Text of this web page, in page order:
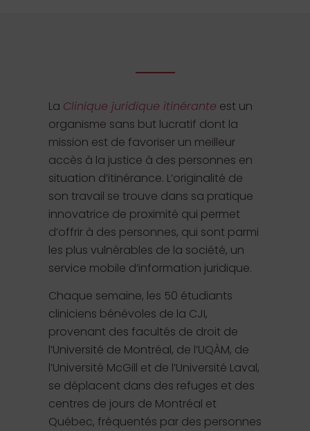
La Clinique juridique itinérante est un
organisme sans but lucratif dont la
mission est de favoriser un meilleur
accès à la justice à des personnes en
situation d’itinérance. L’originalité de
son travail se trouve dans sa pratique
innovatrice de proximité qui permet
d’offrir à des personnes, qui sont parmi
les plus vulnérables de la société, un
service mobile d’information juridique.
Chaque semaine, les 50 étudiants
cliniciens bénévoles de la CJI,
provenant des facultés de droit de
l’Université de Montréal, de l’UQÀM, de
l’Université McGill et de l’Université Laval,
se déplacent dans des refuges et des
centres de jours de Montréal et
Québec, fréquentés par des personnes